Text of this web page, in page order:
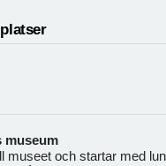
museum
museet och startar med